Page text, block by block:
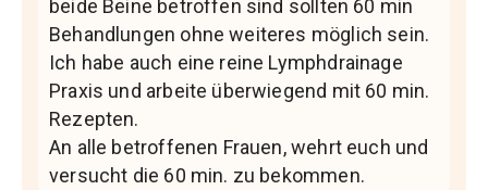
beide Beine betroffen sind sollten 60 min
Behandlungen ohne weiteres möglich sein.
Ich habe auch eine reine Lymphdrainage
Praxis und arbeite überwiegend mit 60 min.
Rezepten.
An alle betroffenen Frauen, wehrt euch und
versucht die 60 min. zu bekommen.